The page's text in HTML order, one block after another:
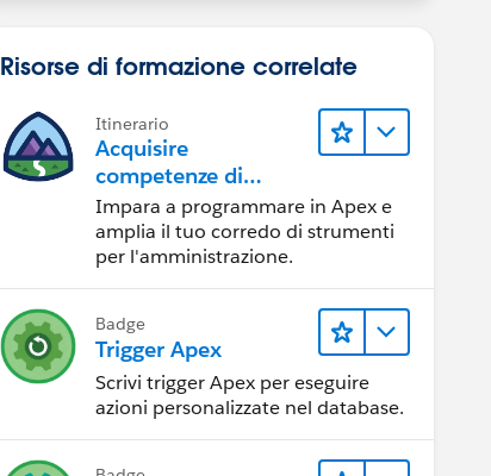
Risorse di formazione correlate
Itinerario
Acquisire
competenze di
programmazione in
Apex
Impara a programmare in Apex e
amplia il tuo corredo di strumenti
per l'amministrazione.
Badge
Trigger Apex
Scrivi trigger Apex per eseguire
azioni personalizzate nel database.